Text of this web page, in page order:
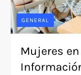
GENERAL
Mujeres